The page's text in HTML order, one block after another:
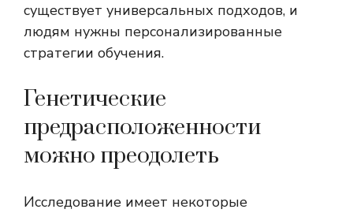
существует универсальных подходов, и
людям нужны персонализированные
стратегии обучения.
Генетические
предрасположенности
можно преодолеть
Исследование имеет некоторые